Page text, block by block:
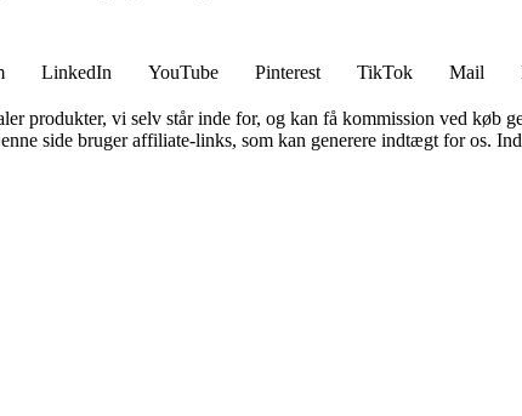
LinkedIn YouTube Pinterest TikTok Mail
produkter, vi selv står inde for, og kan få kommission ved køb
side bruger affiliate-links, som kan generere indtægt for os.